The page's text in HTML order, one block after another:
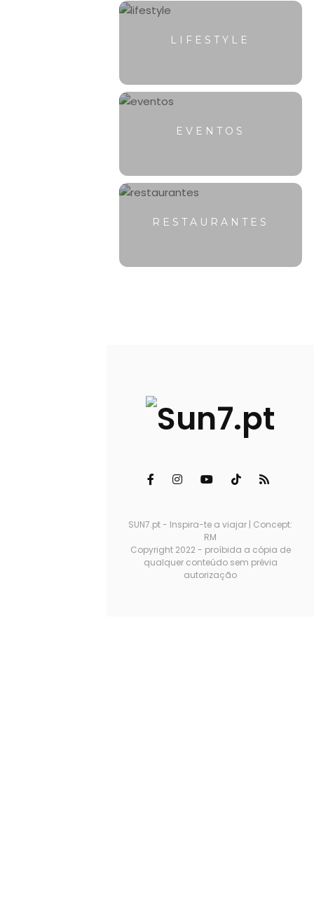
LIFESTYLE
EVENTOS
RESTAURANTES
SUN7.pt - Inspira-te a viajar | Concept:
RM
Copyright 2022 - proíbida a cópia de
qualquer conteúdo sem prévia
autorização